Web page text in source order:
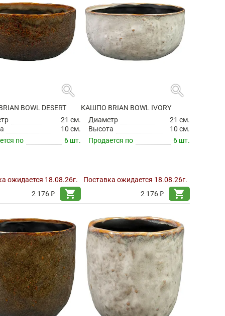
search
BOWL DESERT
21 см.
10 см.
по
6 шт.
ожидается 18.08.26г.
2 176 ₽
shopping_cart
search
КАШПО BRIAN BOWL IVORY
Диаметр
21 см.
Высота
10 см.
Продается по
6 шт.
Поставка ожидается 18.08.26г.
2 176 ₽
shopping_cart